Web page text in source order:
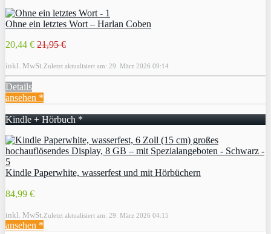
Ohne ein letztes Wort – Harlan Coben
20,44 € 21,95 €
inkl. MwSt. Zuletzt aktualisiert am: 29. März 2026 09:14
Details
ansehen *
Kindle + Hörbuch *
Kindle Paperwhite, wasserfest und mit Hörbüchern
84,99 €
inkl. MwSt. Zuletzt aktualisiert am: 29. März 2026 04:15
ansehen *